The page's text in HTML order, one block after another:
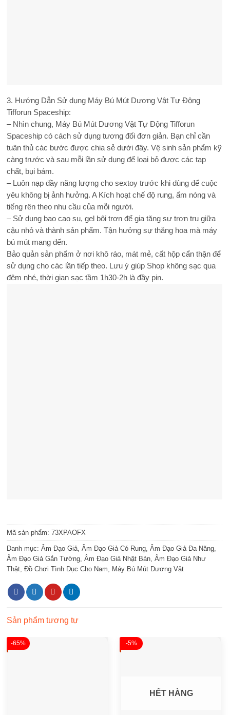
3. Hướng Dẫn Sử dụng Máy Bú Mút Dương Vật Tự Động
Tifforun Spaceship:
– Nhìn chung, Máy Bú Mút Dương Vật Tự Động Tifforun
Spaceship có cách sử dụng tương đối đơn giản. Bạn chỉ cần
tuân thủ các bước được chia sẻ dưới đây. Vệ sinh sản phẩm kỹ
càng trước và sau mỗi lần sử dụng để loại bỏ được các tạp
chất, bụi bám.
– Luôn nạp đầy năng lượng cho sextoy trước khi dùng để cuộc
yêu không bị ảnh hưởng. A Kích hoạt chế độ rung, ẩm nóng và
tiếng rên theo nhu cầu của mỗi người.
– Sử dụng bao cao su, gel bôi trơn để gia tăng sự trơn tru giữa
cậu nhỏ và thành sản phẩm. Tận hưởng sự thăng hoa mà máy
bú mút mang đến.
Bảo quản sản phẩm ở nơi khô ráo, mát mẻ, cất hộp cẩn thận để
sử dụng cho các lần tiếp theo. Lưu ý giúp Shop không sạc qua
đêm nhé, thời gian sạc tầm 1h30-2h là đầy pin.
Mã sản phẩm: 73XPAOFX
Danh mục: Âm Đạo Giả Âm Đạo Giả Có Rung Âm Đạo Giả Đa Năng
Âm Đạo Giả Gắn Tường Âm Đạo Giả Nhật Bản Âm Đạo Giả Như
Thật Đồ Chơi Tình Dục Cho Nam Máy Bú Mút Dương Vật
Sản phẩm tương tự
-65% -5%
HẾT HÀNG